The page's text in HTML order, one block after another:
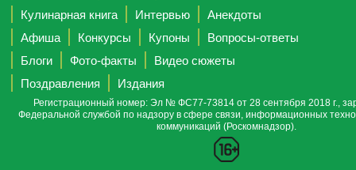
Кулинарная книга
Интервью
Анекдоты
Афиша
Конкурсы Купоны
Вопросы-ответы
Блоги
Фото-факты
Видео сюжеты
Поздравления
Издания
Регистрационный номер: Эл № ФС77-73814 от 28 сентября 2018 г.,
Федеральной службой по надзору в сфере связи, информационных
коммуникаций (Роскомнадзор).